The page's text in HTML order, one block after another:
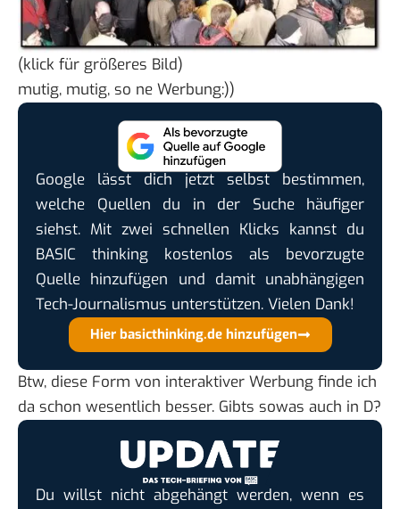
(klick für größeres Bild)
mutig, mutig, so ne Werbung:))
Google lässt dich jetzt selbst bestimmen,
welche Quellen du in der Suche häufiger
siehst. Mit zwei schnellen Klicks kannst du
BASIC thinking kostenlos als bevorzugte
Quelle hinzufügen und damit unabhängigen
Tech-Journalismus unterstützen. Vielen Dank!
Hier basicthinking.de hinzufügen
Btw, diese Form von interaktiver Werbung finde ich
da schon wesentlich besser. Gibts sowas auch in D?
Du willst nicht abgehängt werden, wenn es